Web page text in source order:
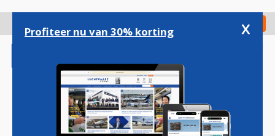
gaan
Check in
Profiteer nu van 30% korting x